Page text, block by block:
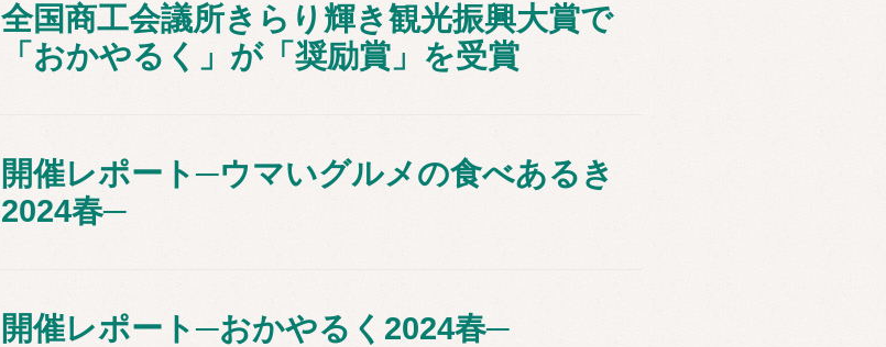
全国商工会議所きらり輝き観光振興大賞で
「おかやるく」が「奨励賞」を受賞
開催レポート─ウマいグルメの食べあるき
2024春─
開催レポート─おかやるく2024春─